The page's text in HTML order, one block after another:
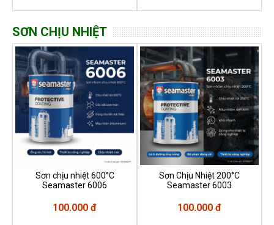
SƠN CHỊU NHIỆT
Sơn chịu nhiệt 600°C
Seamaster 6006
100.000 đ
Sơn Chịu Nhiệt 200°C
Seamaster 6003
100.000 đ